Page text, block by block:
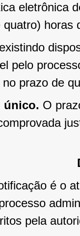
eletrônica
quatro) horas
pelo
prazo de
único. O
é o
pela